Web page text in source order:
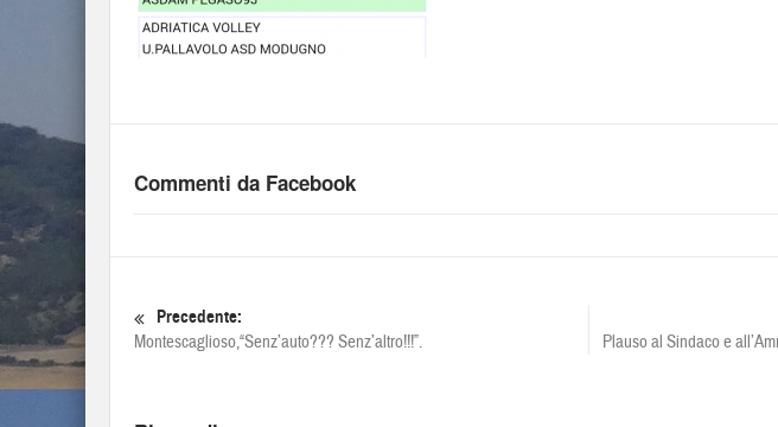
Commenti da Facebook
Precedente:
Montescaglioso,“Senz’auto??? Senz’altro!!!”.
Plauso al Sindaco e